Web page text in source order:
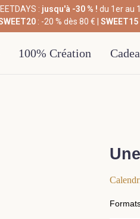
: jusqu'à -30 % ! du 1er au
: -20 % dès 80 € | SWEET15
100% Création